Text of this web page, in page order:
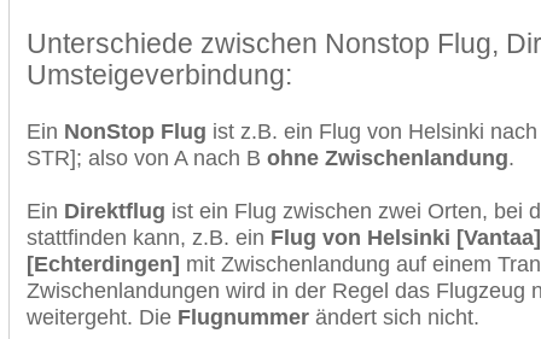
Unterschiede zwischen Nonstop Flug,
Umsteigeverbindung:
Ein NonStop Flug ist z.B. ein Flug von Helsinki
STR]; also von A nach B ohne Zwischenlandung.
Ein Direktflug ist ein Flug zwischen zwei Orten, bei
stattfinden kann, z.B. ein Flug von Helsinki
[Echterdingen] mit Zwischenlandung auf einem
Zwischenlandungen wird in der Regel das Flugzeug
weitergeht. Die Flugnummer ändert sich nicht.